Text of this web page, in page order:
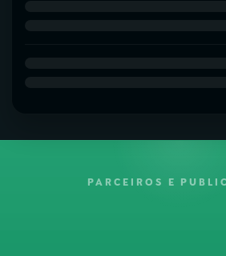
PARCEIROS E